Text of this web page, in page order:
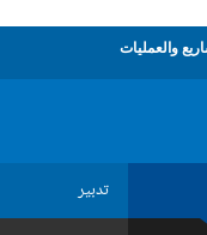
والعمليات
تدبير